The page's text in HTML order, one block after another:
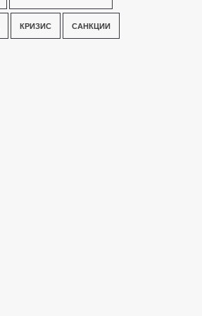
КРИЗИС САНКЦИИ